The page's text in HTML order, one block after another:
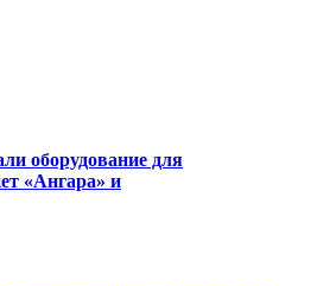
оборудование для
«Ангара» и